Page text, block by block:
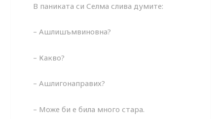
В паниката си Селма слива думите:
– Ашлишъмвиновна?
– Какво?
– Ашлигонаправих?
– Може би е била много стара.